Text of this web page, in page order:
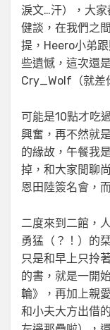
淚文…汗），大
健談，在我們之
提，Heero小弟
些遺憾，這次還
Cry_Wolf（就差
可能是10點才吃
興奮，再不然就
的緣故，午餐我
掉，和大家閒聊
恩田陸簽名會，
二度來到二館，
勇猛（？！）的
只是和早上只拎
的書，就是一開
輪》，再加上親
和小夫大方出借